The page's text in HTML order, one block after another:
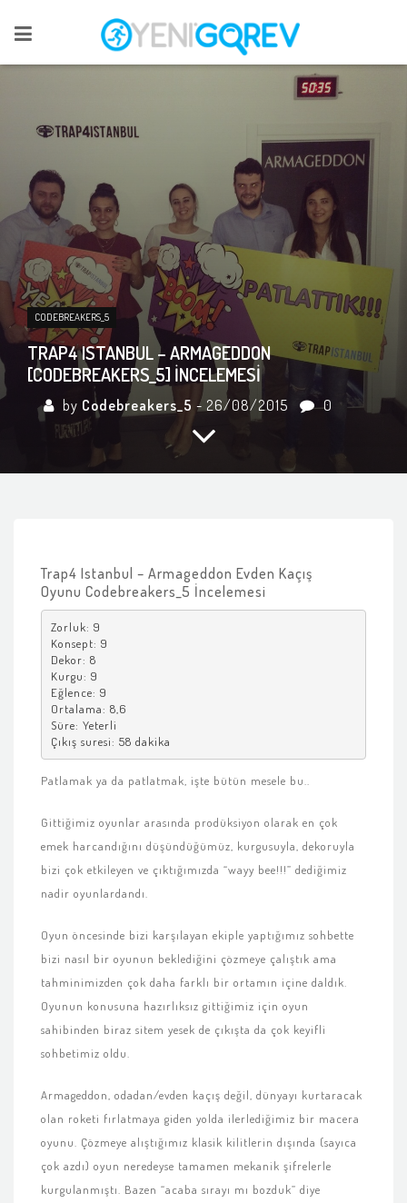
CODEBREAKERS_5
TRAP4 ISTANBUL – ARMAGEDDON
[CODEBREAKERS_5] İNCELEMESI
by Codebreakers_5 - 26/08/2015 0
Trap4 Istanbul – Armageddon Evden Kaçış
Oyunu Codebreakers_5 İncelemesi
Zorluk: 9
Konsept: 9
Dekor: 8
Kurgu: 9
Eğlence: 9
Ortalama: 8,6
Süre: Yeterli
Çıkış suresi: 58 dakika
Patlamak ya da patlatmak, işte bütün mesele bu..
Gittiğimiz oyunlar arasında prodüksiyon olarak en çok
emek harcandığını düşündüğümüz, kurgusuyla, dekoruyla
bizi çok etkileyen ve çıktığımızda “wayy bee!!!” dediğimiz
nadir oyunlardandı.
Oyun öncesinde bizi karşılayan ekiple yaptığımız sohbette
bizi nasıl bir oyunun beklediğini çözmeye çalıştık ama
tahminimizden çok daha farklı bir ortamın içine daldık.
Oyunun konusuna hazırlıksız gittiğimiz için oyun
sahibinden biraz sitem yesek de çıkışta da çok keyifli
sohbetimiz oldu.
Armageddon, odadan/evden kaçış değil, dünyayı kurtaracak
olan roketi fırlatmaya giden yolda ilerlediğimiz bir macera
oyunu. Çözmeye alıştığımız klasik kilitlerin dışında (sayıca
çok azdı) oyun neredeyse tamamen mekanik şifrelerle
kurgulanmıştı. Bazen “acaba sırayı mı bozduk” diye